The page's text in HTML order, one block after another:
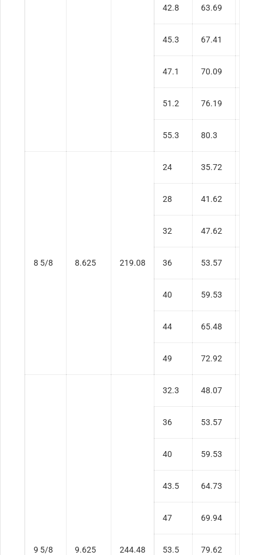
42.8 63.69
45.3 67.41
47.1 70.09
51.2 76.19
55.3 80.3
8 5/8 8.625 219.08
24 35.72
28 41.62
32 47.62
36 53.57
40 59.53
44 65.48
49 72.92
9 5/8 9.625 244.48
32.3 48.07
36 53.57
40 59.53
43.5 64.73
47 69.94
53.5 79.62